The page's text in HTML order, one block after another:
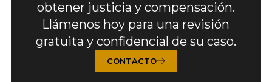
obtener justicia y compensación.
Llámenos hoy para una revisión
gratuita y confidencial de su caso.
CONTACTO